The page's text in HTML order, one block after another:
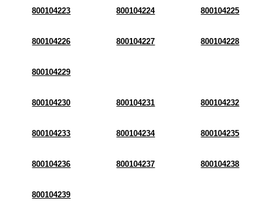
800104223 800104224 800104225
800104226 800104227 800104228
800104229
800104230 800104231 800104232
800104233 800104234 800104235
800104236 800104237 800104238
800104239